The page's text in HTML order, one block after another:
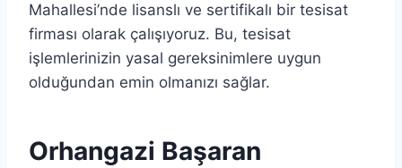
Mahallesi’nde lisanslı ve sertifikalı bir tesisat
firması olarak çalışıyoruz. Bu, tesisat
işlemlerinizin yasal gereksinimlere uygun
olduğundan emin olmanızı sağlar.
Orhangazi Başaran